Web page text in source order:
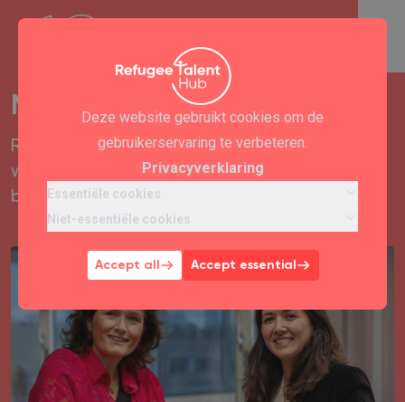
Deze website gebruikt cookies om de
gebruikerservaring te verbeteren.
Privacyverklaring
Essentiële cookies
Niet-essentiële cookies
Accept all Accept essential
Meet. Greet. Work.
Refugee Talent Hub brengt vluchtelingen en
werkgevers dichter bij elkaar met betaalde
banen als doel.